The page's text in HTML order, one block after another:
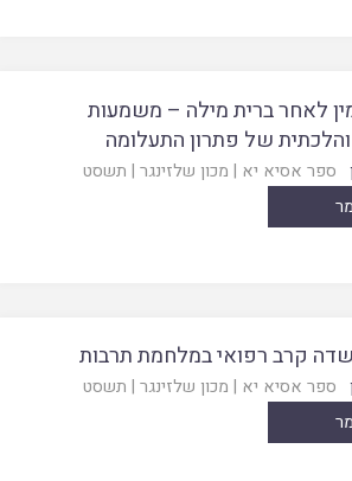
לאחר ברית מילה – משמעות
של פתרון התעלומה
ספר אסיא יא | מכון שלזינגר | תשסט
קרב רפואי במלחמת תרבות
ספר אסיא יא | מכון שלזינגר | תשסט